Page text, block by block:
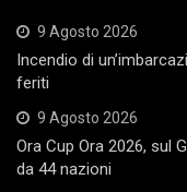
9 Agosto 2026
Incendio di
feriti
9 Agosto 2026
Ora Cup Ora 2026, sul
da 44 nazioni